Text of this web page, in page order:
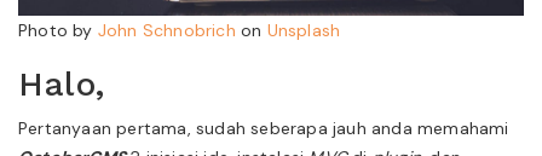
Photo by John Schnobrich on Unsplash
Halo,
Pertanyaan pertama, sudah seberapa jauh anda memahami